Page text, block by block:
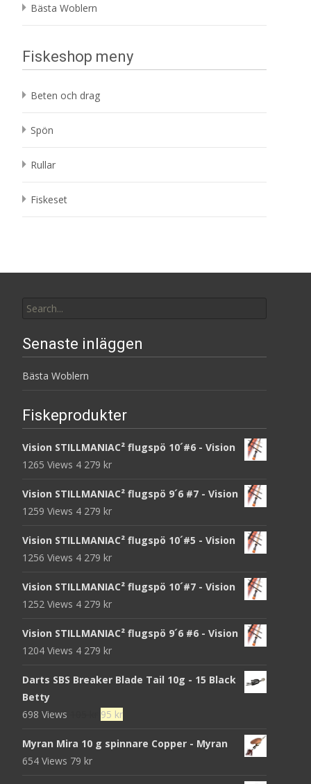
Bästa Woblern
Fiskeshop meny
Beten och drag
Spön
Rullar
Fiskeset
for:
Senaste inläggen
Bästa Woblern
Fiskeprodukter
Vision STILLMANIAC² flugspö 10´#6 - Vision
1265 Views 4 279 kr
Vision STILLMANIAC² flugspö 9´6 #7 - Vision
1259 Views 4 279 kr
Vision STILLMANIAC² flugspö 10´#5 - Vision
1256 Views 4 279 kr
Vision STILLMANIAC² flugspö 10´#7 - Vision
1252 Views 4 279 kr
Vision STILLMANIAC² flugspö 9´6 #6 - Vision
1204 Views 4 279 kr
Darts SBS Breaker Blade Tail 10g - 15 Black
Betty
698 Views
Det
priset
95 krDet
priset
Myran Mira 10 g spinnare Copper - Myran
654 Views 79 kr